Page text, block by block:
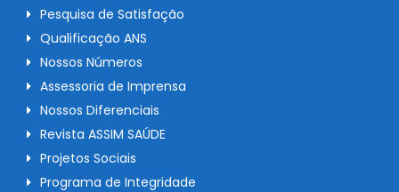
Pesquisa de Satisfação
Qualificação ANS
Nossos Números
Assessoria de Imprensa
Nossos Diferenciais
Revista ASSIM SAÚDE
Projetos Sociais
Programa de Integridade